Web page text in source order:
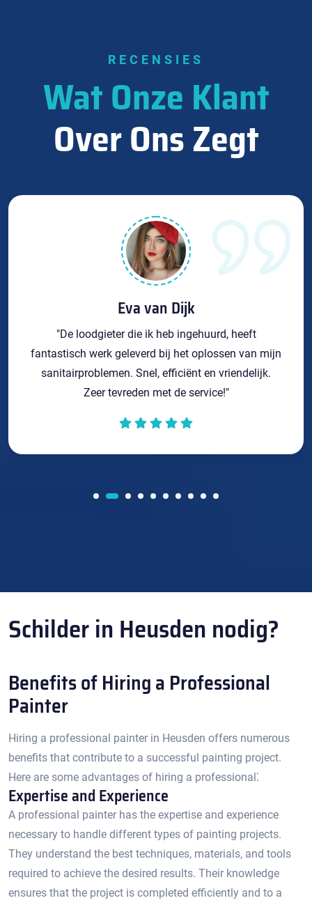
RECENSIES
Wat Onze Klant
Over Ons Zegt
Eva van Dijk
"De loodgieter die ik heb ingehuurd, heeft
fantastisch werk geleverd bij het oplossen van mijn
sanitairproblemen. Snel, efficiënt en vriendelijk.
Zeer tevreden met de service!"
Schilder in Heusden nodig?
Benefits of Hiring a Professional
Painter
Hiring a professional painter in Heusden offers numerous
benefits that contribute to a successful painting project.​
Here are some advantages of hiring a professional⁚
Expertise and Experience
A professional painter has the expertise and experience
necessary to handle different types of painting projects.​
They understand the best techniques, materials, and tools
required to achieve the desired results.​ Their knowledge
ensures that the project is completed efficiently and to a